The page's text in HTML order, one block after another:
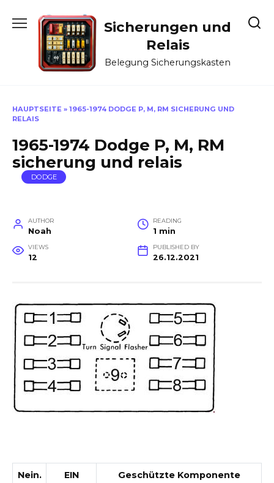
Sicherungen und
Relais
Belegung Sicherungskasten
HAUPTSEITE » 1965-1974 DODGE P, M, RM SICHERUNG UND
RELAIS
1965-1974 Dodge P, M, RM
sicherung und relais
DODGE
AUTHOR
Noah
READING
1 min
VIEWS
12
PUBLISHED BY
26.12.2021
Nein. EIN Geschützte Komponente